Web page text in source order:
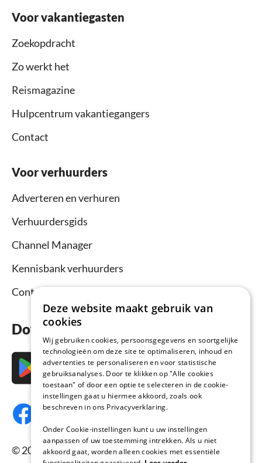
Voor vakantiegasten
Zoekopdracht
Zo werkt het
Reismagazine
Hulpcentrum vakantiegangers
Contact
Voor verhuurders
Adverteren en verhuren
Verhuurdersgids
Channel Manager
Kennisbank verhuurders
Contact
Download nu de app
© 2026 Vakantiehuisnu.nl, Alle rechten
Deze website maakt gebruik van
cookies
Wij gebruiken cookies, persoonsgegevens en soortgelijke
technologieën om deze site te optimaliseren, inhoud en
advertenties te personaliseren en voor statistische
gebruiksanalyses. Door te klikken op "Alle cookies
toestaan" of door een optie te selecteren in de cookie-
instellingen gaat u hiermee akkoord, zoals ook
beschreven in ons Privacyverklaring.
Onder Cookie-instellingen kunt u uw instellingen
aanpassen of uw toestemming intrekken. Als u niet
akkoord gaat, worden alleen cookies met essentiële